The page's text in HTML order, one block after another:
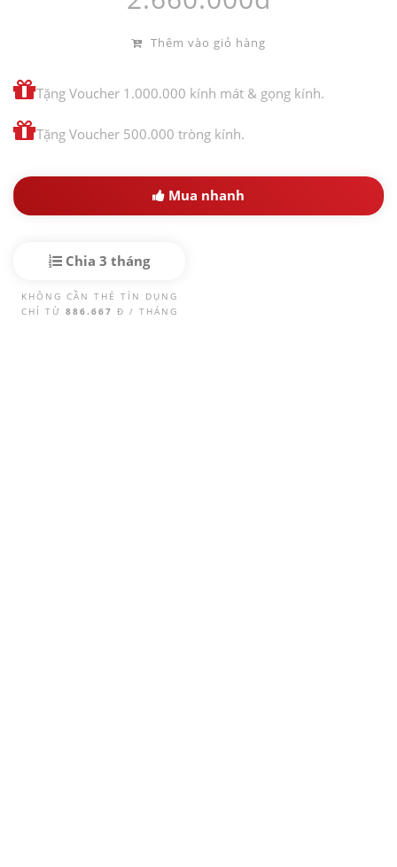
Thêm vào giỏ hàng
Tặng Voucher 1.000.000 kính mát & gọng kính.
Tặng Voucher 500.000 tròng kính.
Mua nhanh
Chia 3 tháng
KHÔNG CẦN THẺ TÍN DỤNG
CHỈ TỪ 886.667 Đ / THÁNG